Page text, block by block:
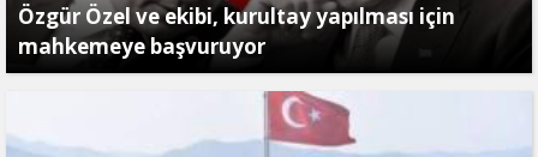
Özgür Özel ve ekibi, kurultay yapılması için
mahkemeye başvuruyor